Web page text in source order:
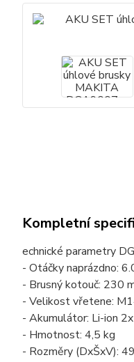
Kompletní
echnické parametry
- Otáčky naprázdno:
- Brusný kotouč: 230
- Velikost vřetene:
- Akumulátor: Li-ion
- Hmotnost: 4,5 kg
- Rozměry (DxŠxV):